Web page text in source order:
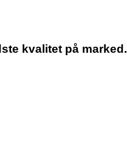
kvalitet på marked.